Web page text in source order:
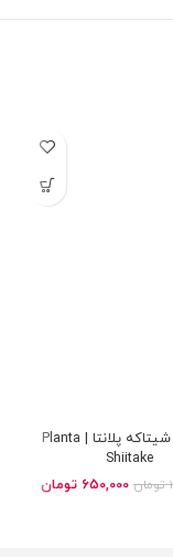
کپسول شیتاکه پلانتا | Planta
Shiitake
تومان 650,000 تومان